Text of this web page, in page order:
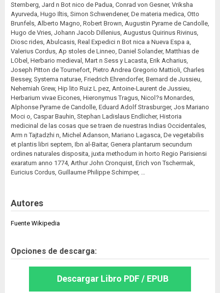
Sternberg, Jard n Bot nico de Padua, Conrad von Gesner, Vriksha
Ayurveda, Hugo Iltis, Simon Schwendener, De materia medica, Otto
Brunfels, Alberto Magno, Robert Brown, Augustin Pyrame de Candolle,
Hugo de Vries, Johann Jacob Dillenius, Augustus Quirinus Rivinus,
Diosc rides, Abulcasis, Real Expedici n Bot nica a Nueva Espa a,
Valerius Cordus, Ap stoles de Linneo, Daniel Solander, Matthias de
LObel, Herbario medieval, Mart n Sess y Lacasta, Erik Acharius,
Joseph Pitton de Tournefort, Pietro Andrea Gregorio Mattioli, Charles
Bessey, Systema naturae, Friedrich Ehrendorfer, Bernard de Jussieu,
Nehemiah Grew, Hip lito Ruiz L pez, Antoine-Laurent de Jussieu,
Herbarium vivae Eicones, Hieronymus Tragus, Nicol?s Monardes,
Alphonse Pyrame de Candolle, Eduard Adolf Strasburger, Jos Mariano
Moci o, Caspar Bauhin, Stephan Ladislaus Endlicher, Historia
medicinal de las cosas que se traen de nuestras Indias Occidentales,
Arm n Tajtadzhi n, Michel Adanson, Mariano Lagasca, De vegetabilis
et plantis libri septem, Ibn al-Baitar, Genera plantarum secundum
ordines naturales disposita, juxta methodum in horto Regio Parisiensi
exaratum anno 1774, Arthur John Cronquist, Erich von Tschermak,
Euricius Cordus, Guillaume Philippe Schimper, …
Autores
Fuente Wikipedia
Opciones de descarga:
Descargar Libro PDF / EPUB